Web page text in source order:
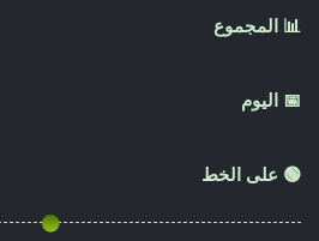
📊 المجموع
📅 اليوم
🟢 على الخط